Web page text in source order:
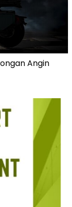
Angin